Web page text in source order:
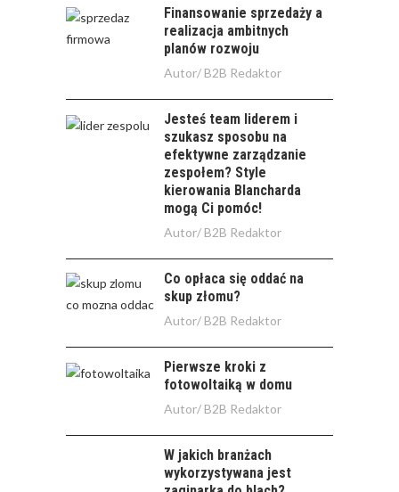
Finansowanie sprzedaży a
realizacja ambitnych
planów rozwoju
Autor/ B2B Redaktor
Jesteś team liderem i
szukasz sposobu na
efektywne zarządzanie
zespołem? Style
kierowania Blancharda
mogą Ci pomóc!
Autor/ B2B Redaktor
Co opłaca się oddać na
skup złomu?
Autor/ B2B Redaktor
Pierwsze kroki z
fotowoltaiką w domu
Autor/ B2B Redaktor
W jakich branżach
wykorzystywana jest